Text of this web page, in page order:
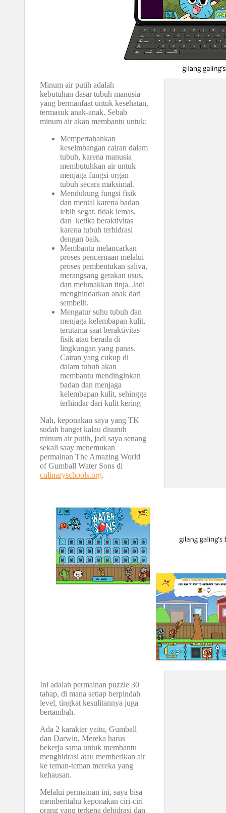
Minum air putih adalah
kebutuhan dasar tubuh manusia
yang bermanfaat untuk kesehatan,
termasuk anak-anak. Sebab
minum air akan membantu untuk:
Mempertahankan
keseimbangan cairan dalam
tubuh, karena manusia
membutuhkan air untuk
menjaga fungsi organ
tubuh secara maksimal.
Mendukung fungsi fisik
dan mental karena badan
lebih segar, tidak lemas,
dan ketika beraktivitas
karena tubuh terhidrasi
dengan baik.
Membantu melancarkan
proses pencernaan melalui
proses pembentukan saliva,
merangsang gerakan usus,
dan melunakkan tinja. Jadi
menghindarkan anak dari
sembelit.
Mengatur suhu tubuh dan
menjaga kelembapan kulit,
terutama saat beraktivitas
fisik atau berada di
lingkungan yang panas.
Cairan yang cukup di
dalam tubuh akan
membantu mendinginkan
badan dan menjaga
kelembapan kulit, sehingga
terhindar dari kulit kering
Nah, keponakan saya yang TK
sudah banget kalau disuruh
minum air putih, jadi saya senang
sekali saay menemukan
permainan The Amazing World
of Gumball Water Sons di
culinaryschools.org.
Ini adalah permainan puzzle 30
tahap, di mana setiap berpindah
level, tingkat kesulitannya juga
bertambah.
Ada 2 karakter yaitu, Gumball
dan Darwin. Mereka harus
bekerja sama untuk membantu
menghidrasi atau memberikan air
ke teman-teman mereka yang
kehausan.
Melalui permainan ini, saya bisa
memberitahu keponakan ciri-ciri
orang yang terkena dehidrasi dan